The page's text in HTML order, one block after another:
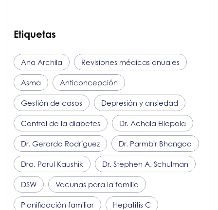
Etiquetas
Ana Archila Revisiones médicas anuales
Asma Anticoncepción
Gestión de casos Depresión y ansiedad
Control de la diabetes Dr. Achala Ellepola
Dr. Gerardo Rodríguez Dr. Parmbir Bhangoo
Dra. Parul Kaushik Dr. Stephen A. Schulman
DSW Vacunas para la familia
Planificación familiar Hepatitis C